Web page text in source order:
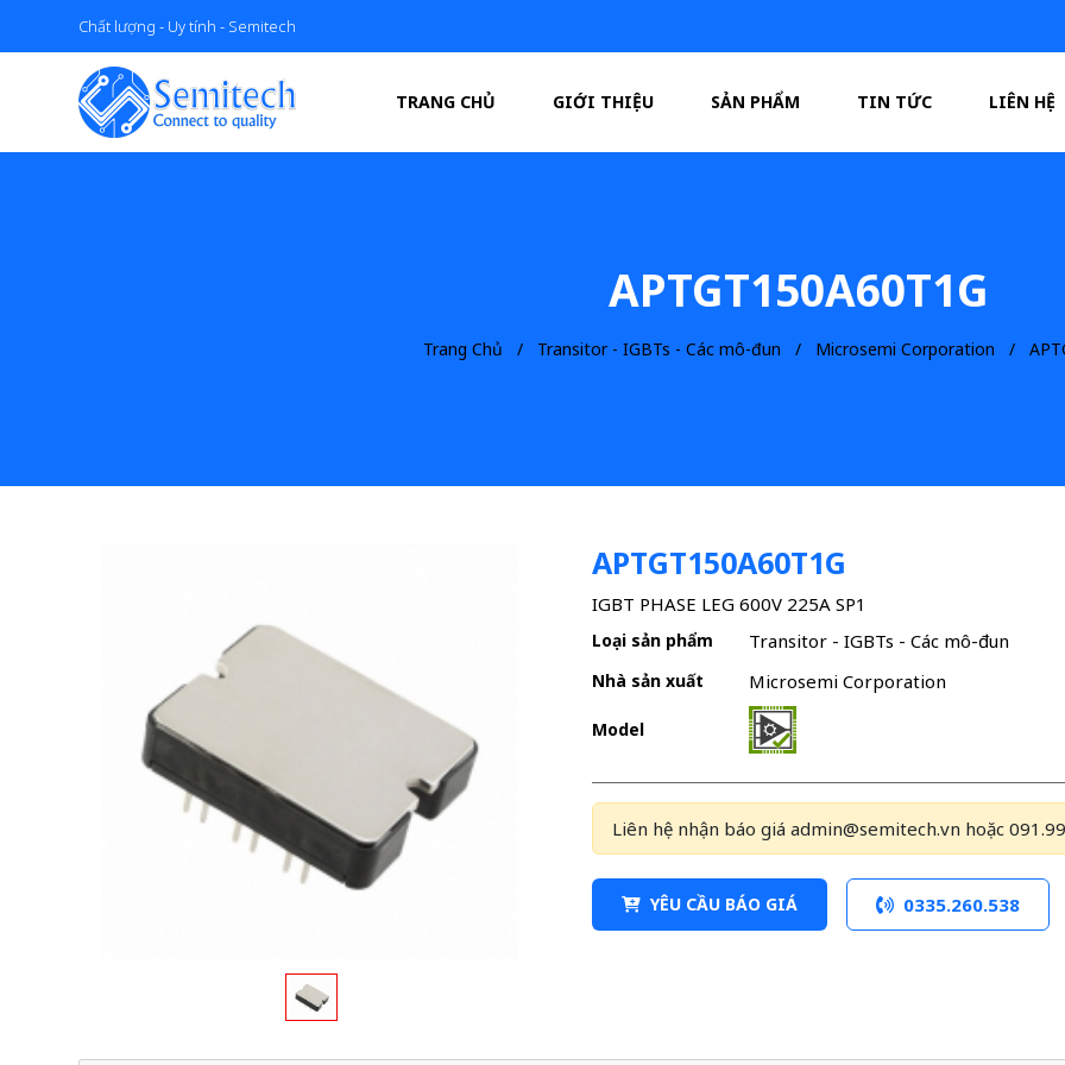
Chất lượng - Uy tính - Semitech
TRANG CHỦ GIỚI THIỆU SẢN PHẨM TIN TỨC LIÊN HỆ
APTGT150A60T1G
Trang Chủ Transitor - IGBTs - Các mô-đun Microsemi Corporation
APTGT150A60T1G
IGBT PHASE LEG 600V 225A SP1
Loại sản phẩm Transitor - IGBTs - Các mô-đun
Nhà sản xuất Microsemi Corporation
Model
Liên hệ nhận báo giá admin@semitech.vn hoặc
YÊU CẦU BÁO GIÁ 0335.260.538